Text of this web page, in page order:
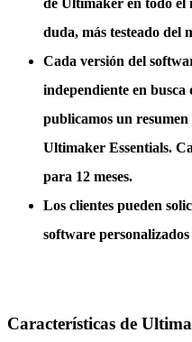
duda, más testeado del
Cada versión del
independiente en busca
publicamos un
Ultimaker Essentials.
para 12 meses.
Los clientes pueden
software personalizados
Características de